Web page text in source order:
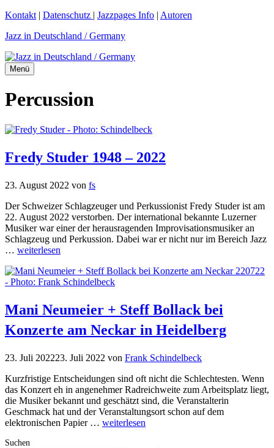
Zum
springen
Kontakt | Datenschutz | Jazzpages Info | Autoren
Jazz in Deutschland / Germany
Menü
Percussion
Fredy Studer 1948 – 2022
23. August 2022 von fs
Der Schweizer Schlagzeuger und Perkussionist Fredy Studer ist am
22. August 2022 verstorben. Der international bekannte Luzerner
Musiker war einer der herausragenden Improvisationsmusiker an
Schlagzeug und Perkussion. Dabei war er nicht nur im Bereich Jazz
… weiterlesen
Mani Neumeier + Steff Bollack bei
Konzerte am Neckar in Heidelberg
23. Juli 202223. Juli 2022 von Frank Schindelbeck
Kurzfristige Entscheidungen sind oft nicht die Schlechtesten. Wenn
das Konzert eh in angenehmer Radreichweite zum Arbeitsplatz liegt,
die Musiker bekannt und geschätzt sind, die Veranstalterin
Geschmack hat und der Veranstaltungsort schon auf dem
elektronischen Papier … weiterlesen
Suchen